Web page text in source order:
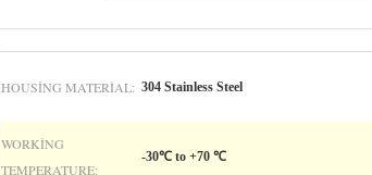
HOUSING MATERIAL: 304 Stainless Steel
WORKING
TEMPERATURE:
-30℃ to +70 ℃